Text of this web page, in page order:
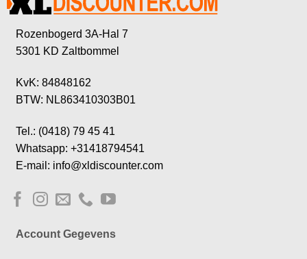
Rozenbogerd 3A-Hal 7
5301 KD Zaltbommel
KvK: 84848162
BTW: NL863410303B01
Tel.: (0418) 79 45 41
Whatsapp: +31418794541
E-mail: info@xldiscounter.com
Account Gegevens